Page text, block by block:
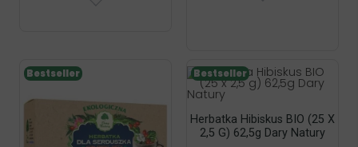
Bestseller
Herbatka Hibiskus BIO (25 X
2,5 G) 62,5g Dary Natury
Bestseller